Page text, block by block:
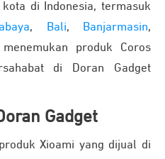
di Indonesia, termasuk
, Bali, Banjarmasin,
produk Coros
di Doran Gadget
Gadget
Xioami yang dijual di